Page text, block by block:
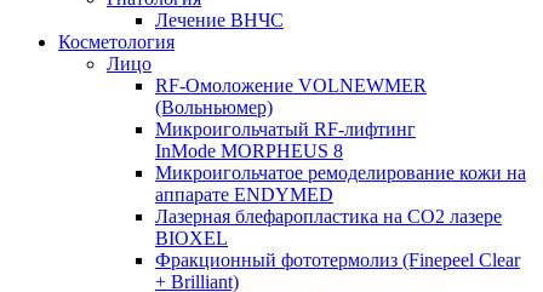
Лечение ВНЧС
Косметология
Лицо
RF-Омоложение VOLNEWMER
(Вольньюмер)
Микроигольчатый RF-лифтинг
InMode MORPHEUS 8
Микроигольчатое ремоделирование кожи на
аппарате ENDYMED
Лазерная блефаропластика на CO2 лазере
BIOXEL
Фракционный фототермолиз (Finepeel Clear
+ Brilliant)